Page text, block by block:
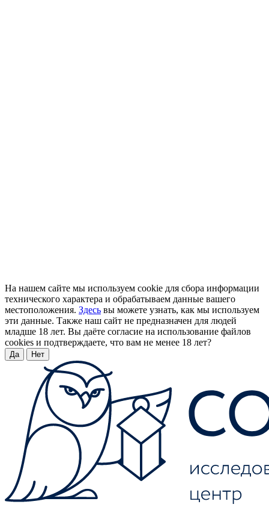
На нашем сайте мы используем cookie для сбора информации
технического характера и обрабатываем данные вашего
местоположения. Здесь вы можете узнать, как мы используем
эти данные. Также наш сайт не предназначен для людей
младше 18 лет. Вы даёте согласие на использование файлов
cookies и подтверждаете, что вам не менее 18 лет?
Да Нет